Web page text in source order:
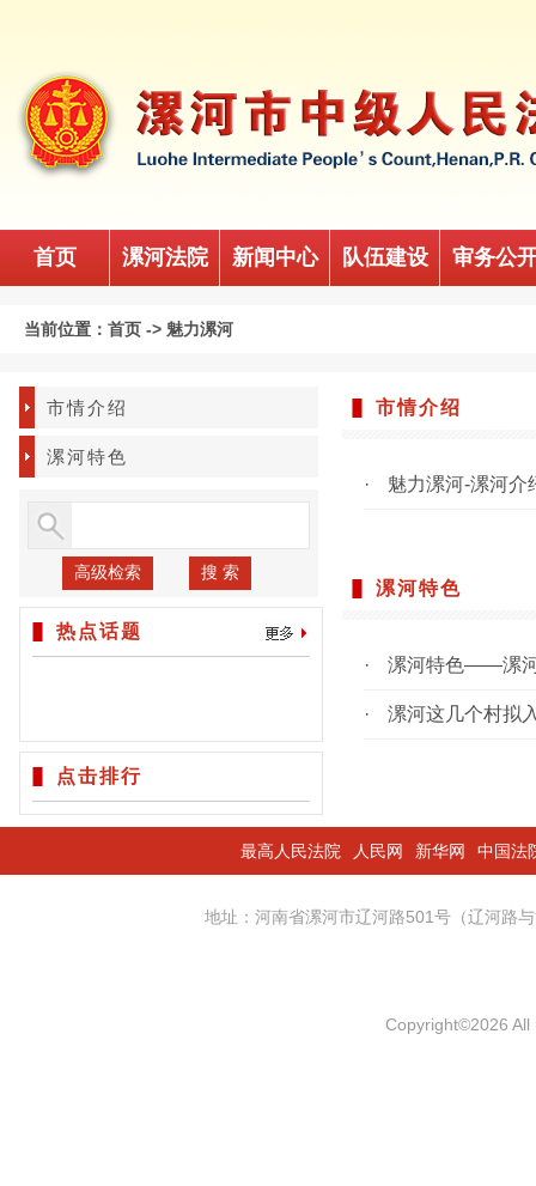
首页 漯河法院 新闻中心 队伍建设 审务公
当前位置： 首页 -> 魅力漯河
市情介绍
漯河特色
高级检索 搜 索
热点话题
点击排行
市情介绍
· 魅力漯河-漯河介
漯河特色
· 漯河特色——漯
· 漯河这几个村拟
最高人民法院 人民网 新华网 中国法
地址：河南省漯河市辽河路501号（辽河
Copyright©2026